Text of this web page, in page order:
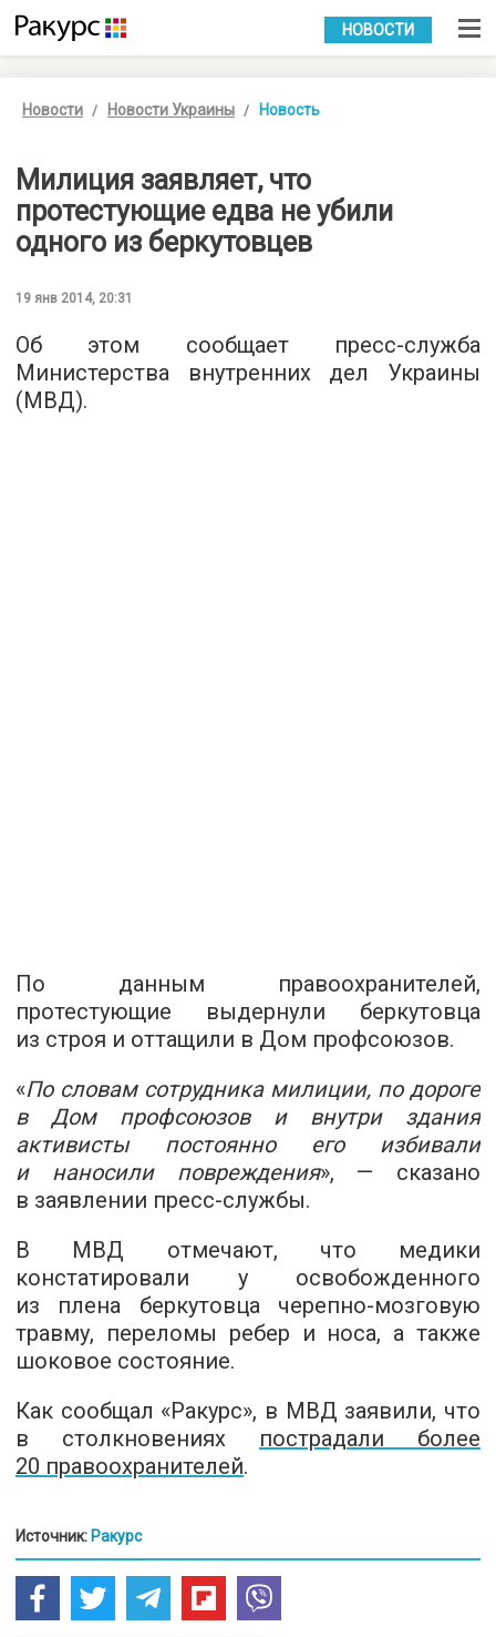
УКР РУС
НОВОСТИ
Новости Новости Украины Новость
Милиция заявляет, что
протестующие едва не убили
одного из беркутовцев
19 янв 2014, 20:31
Об этом сообщает пресс-служба
Министерства внутренних дел Украины
(МВД).
По данным правоохранителей,
протестующие выдернули беркутовца
из строя и оттащили в Дом профсоюзов.
«По словам сотрудника милиции, по дороге
в Дом профсоюзов и внутри здания
активисты постоянно его избивали
и наносили повреждения», — сказано
в заявлении пресс-службы.
В МВД отмечают, что медики
констатировали у освобожденного
из плена беркутовца черепно-мозговую
травму, переломы ребер и носа, а также
шоковое состояние.
Как сообщал «Ракурс», в МВД заявили, что
в столкновениях пострадали более
20 правоохранителей.
Источник: Ракурс